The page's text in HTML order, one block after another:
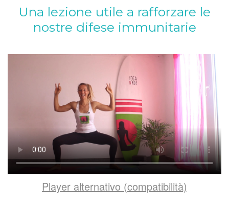
Una lezione utile a rafforzare le
nostre difese immunitarie
Player alternativo (compatibilità)